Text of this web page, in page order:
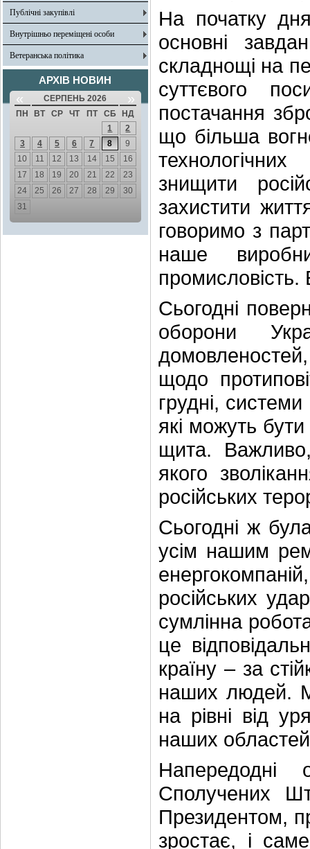
Публічні закупівлі
Внутрішньо переміщені особи
Ветеранська політика
АРХІВ НОВИН
« СЕРПЕНЬ 2026 »
ПН ВТ СР ЧТ ПТ СБ
НД
1
2
3
4 5 6 7 8
9
10
11 12 13 14 15
16
17
18 19 20 21 22
23
24
25 26 27 28 29
30
31
На початку
основні
складнощі на
суттєвого
постачання
що більша
знищити
захистити
говоримо з
наше
промисловість.
Сьогодні
оборони
домовленостей,
щодо
грудні, системи
які можуть
щита.
якого
російських
Сьогодні ж
усім нашим
російських
сумлінна
це
країну – за
наших людей.
на рівні від
наших
Напередодні
Сполучених
Президентом,
зростає, і